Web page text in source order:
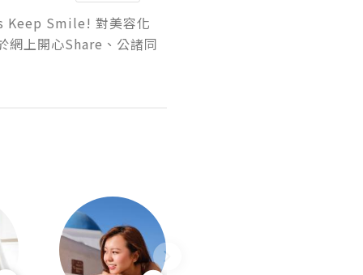
Keep Smile! 對美容化
網上開心Share、公諸同